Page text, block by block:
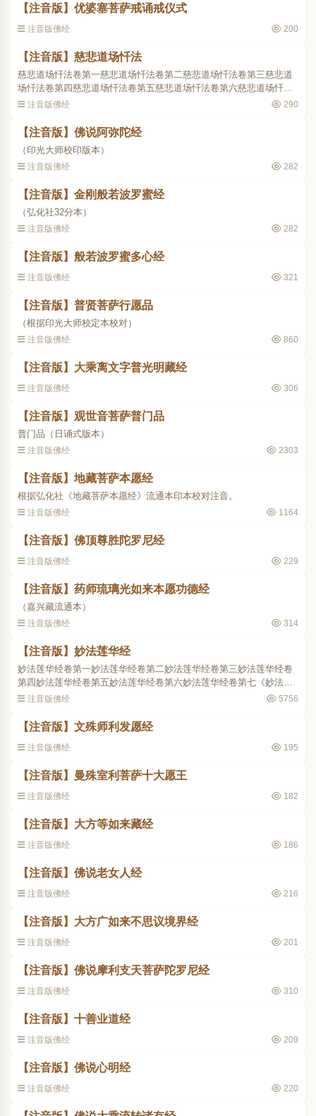
【注音版】优婆塞菩萨戒诵戒仪式
注音版佛经 200
【注音版】慈悲道场忏法
慈悲道场忏法卷第一慈悲道场忏法卷第二慈悲道场忏法卷第三慈悲道
场忏法卷第四慈悲道场忏法卷第五慈悲道场忏法卷第六慈悲道场忏法
卷第七慈悲道场忏法卷第八慈悲道场忏法卷第九慈悲道场忏法卷第十
注音版佛经 290
【注音版】佛说阿弥陀经
（印光大师校印版本）
注音版佛经 282
【注音版】金刚般若波罗蜜经
（弘化社32分本）
注音版佛经 282
【注音版】般若波罗蜜多心经
注音版佛经 321
【注音版】普贤菩萨行愿品
（根据印光大师校定本校对）
注音版佛经 860
【注音版】大乘离文字普光明藏经
注音版佛经 306
【注音版】观世音菩萨普门品
普门品（日诵式版本）
注音版佛经 2303
【注音版】地藏菩萨本愿经
根据弘化社《地藏菩萨本愿经》流通本印本校对注音。
注音版佛经 1164
【注音版】佛顶尊胜陀罗尼经
注音版佛经 229
【注音版】药师琉璃光如来本愿功德经
（嘉兴藏流通本）
注音版佛经 314
【注音版】妙法莲华经
妙法莲华经卷第一妙法莲华经卷第二妙法莲华经卷第三妙法莲华经卷
第四妙法莲华经卷第五妙法莲华经卷第六妙法莲华经卷第七《妙法莲
华经》凡七卷、二十八品，后秦三藏法师鸠摩罗什译，略称《法华
注音版佛经 5756
【注音版】文殊师利发愿经
注音版佛经 195
【注音版】曼殊室利菩萨十大愿王
注音版佛经 182
【注音版】大方等如来藏经
注音版佛经 186
【注音版】佛说老女人经
注音版佛经 216
【注音版】大方广如来不思议境界经
注音版佛经 201
【注音版】佛说摩利支天菩萨陀罗尼经
注音版佛经 310
【注音版】十善业道经
注音版佛经 209
【注音版】佛说心明经
注音版佛经 220